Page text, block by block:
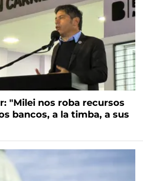
"Milei nos roba recursos
bancos, a la timba, a sus